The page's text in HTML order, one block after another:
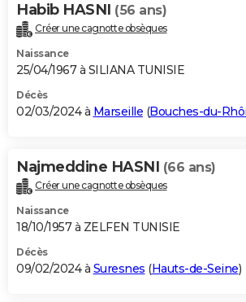
Habib HASNI (56 ans)
Créer une cagnotte obsèques
Naissance
25/04/1967 à SILIANA TUNISIE
Décès
02/03/2024 à Marseille (Bouches-du-
Najmeddine HASNI (66 ans)
Créer une cagnotte obsèques
Naissance
18/10/1957 à ZELFEN TUNISIE
Décès
09/02/2024 à Suresnes (Hauts-de-Seine)